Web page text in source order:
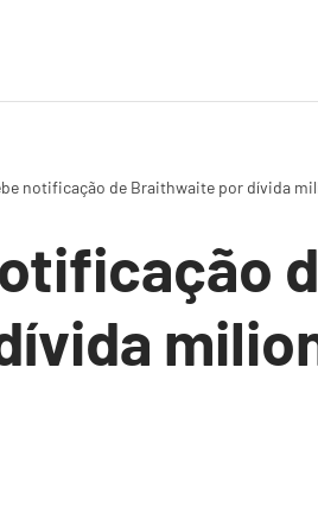
notificação de Braithwaite por dívida